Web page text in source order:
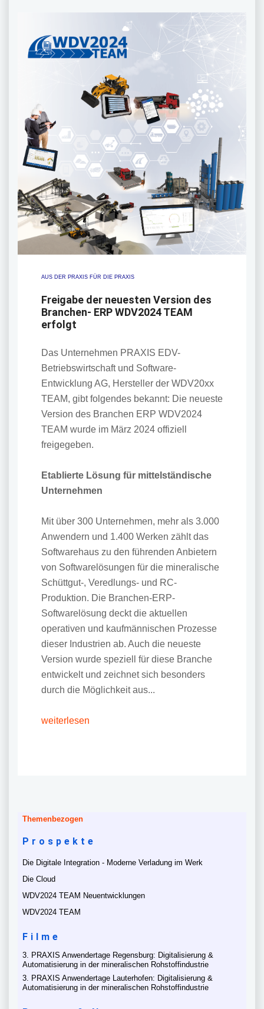
AUS DER PRAXIS FÜR DIE PRAXIS
Freigabe der neuesten Version des
Branchen- ERP WDV2024 TEAM
erfolgt
Das Unternehmen PRAXIS EDV-
Betriebswirtschaft und Software-
Entwicklung AG, Hersteller der WDV20xx
TEAM, gibt folgendes bekannt: Die neueste
Version des Branchen ERP WDV2024
TEAM wurde im März 2024 offiziell
freigegeben.
Etablierte Lösung für mittelständische
Unternehmen
Mit über 300 Unternehmen, mehr als 3.000
Anwendern und 1.400 Werken zählt das
Softwarehaus zu den führenden Anbietern
von Softwarelösungen für die mineralische
Schüttgut-, Veredlungs- und RC-
Produktion. Die Branchen-ERP-
Softwarelösung deckt die aktuellen
operativen und kaufmännischen Prozesse
dieser Industrien ab. Auch die neueste
Version wurde speziell für diese Branche
entwickelt und zeichnet sich besonders
durch die Möglichkeit aus...
weiterlesen
Themenbezogen
Prospekte
Die Digitale Integration - Moderne Verladung im Werk
Die Cloud
WDV2024 TEAM Neuentwicklungen
WDV2024 TEAM
Filme
3. PRAXIS Anwendertage Regensburg: Digitalisierung &
Automatisierung in der mineralischen Rohstoffindustrie
3. PRAXIS Anwendertage Lauterhofen: Digitalisierung &
Automatisierung in der mineralischen Rohstoffindustrie